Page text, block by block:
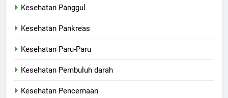
Kesehatan Panggul
Kesehatan Pankreas
Kesehatan Paru-Paru
Kesehatan Pembuluh darah
Kesehatan Pencernaan